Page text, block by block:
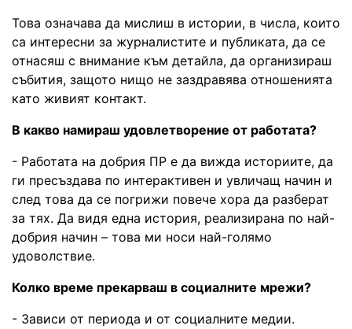
Това означава да мислиш в истории, в числа, които
са интересни за журналистите и публиката, да се
отнасяш с внимание към детайла, да организираш
събития, защото нищо не заздравява отношенията
като живият контакт.
В какво намираш удовлетворение от работата?
- Работата на добрия ПР е да вижда историите, да
ги пресъздава по интерактивен и увличащ начин и
след това да се погрижи повече хора да разберат
за тях. Да видя една история, реализирана по най-
добрия начин – това ми носи най-голямо
удоволствие.
Колко време прекарваш в социалните мрежи?
- Зависи от периода и от социалните медии.